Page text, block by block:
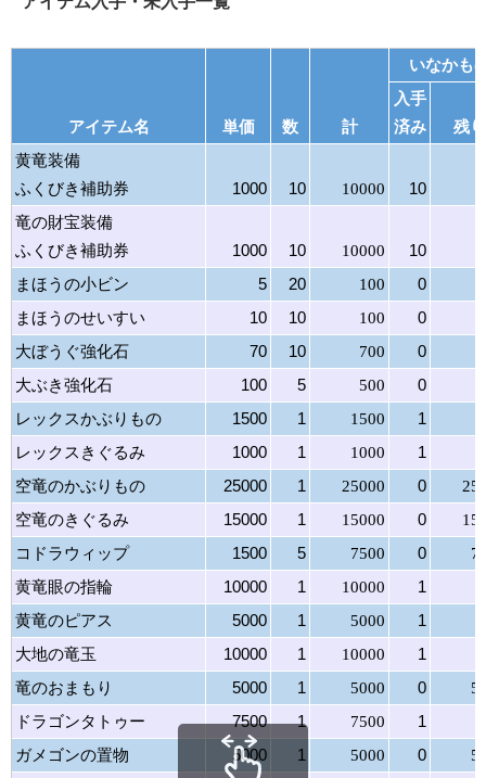
アイテム名 単価 数 計
いなかも
入手
済み
残り
黄竜装備
ふくびき補助券
1000 10 10000
10
竜の財宝装備
ふくびき補助券
1000 10 10000
10
まほうの小ビン
5 20 100 0
まほうのせいすい
10 10 100 0
大ぼうぐ強化石
70 10 700 0
大ぶき強化石
100 5 500 0
レックスかぶりもの
1500 1 1500
1
レックスきぐるみ
1000 1 1000
1
空竜のかぶりもの
25000 1 25000 0
空竜のきぐるみ
15000 1 15000 0
コドラウィップ
1500 5 7500 0
黄竜眼の指輪
10000 1 10000
1
黄竜のピアス
5000 1 5000
1
大地の竜玉
10000 1 10000
1
竜のおまもり
5000 1 5000 0
ドラゴンタトゥー
7500 1 7500
1
ガメゴンの置物
5000 1 5000 0